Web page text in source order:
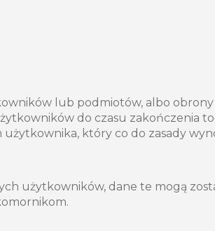
lub podmiotów, albo
do czasu zakończenia
który co do zasady
użytkowników, dane te mogą